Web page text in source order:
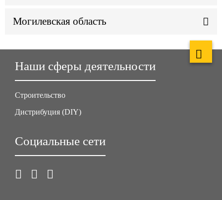
Могилевская область
Наши сферы деятельности
Строительство
Дистрибуция (DIY)
Социальные сети